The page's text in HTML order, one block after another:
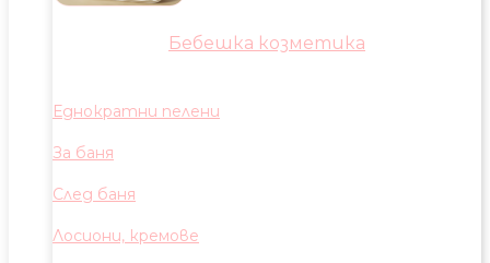
Бебешка козметика
Еднократни пелени
За баня
След баня
Лосиони, кремове